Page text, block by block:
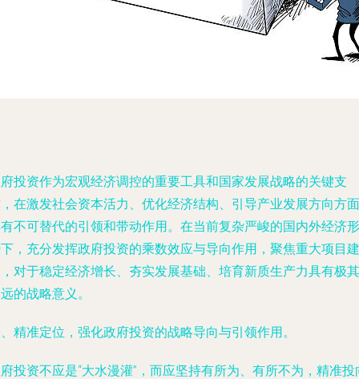
投资作为宏观经济调控的重要工具和国家发展战略的关键支
在激发社会资本活力、优化经济结构、引导产业发展方向方面
不可替代的引领和带动作用。在当前复杂严峻的国内外经济形
，充分发挥政府投资的乘数效应与导向作用，聚焦重大项目建
对于稳定经济增长、夯实发展基础、培育新质生产力具有极其
的战略意义。
精准定位，强化政府投资的战略导向与引领作用。
投资不应是“大水漫灌”，而应坚持有所为、有所不为，精准投